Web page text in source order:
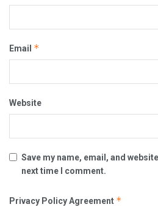
Email *
Website
Save my name, email, and
next time I comment.
Privacy Policy Agreement *